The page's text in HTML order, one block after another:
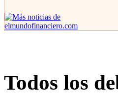
Todos los